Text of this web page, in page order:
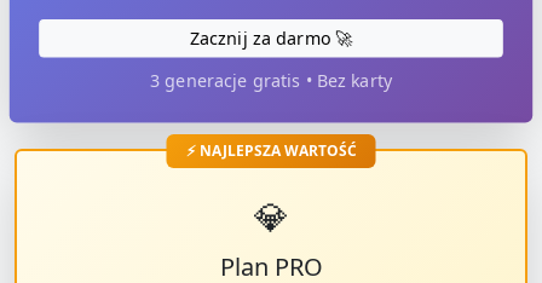
Zacznij za darmo 🚀
3 generacje gratis • Bez karty
⚡ NAJLEPSZA WARTOŚĆ
💎
Plan PRO